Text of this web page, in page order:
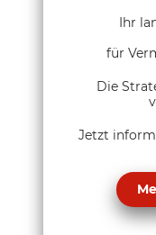
Ihr
für
Die
Jetzt